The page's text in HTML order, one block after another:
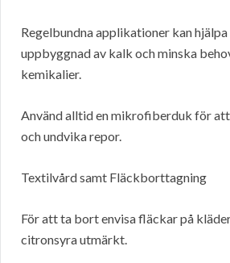
Regelbundna applikationer kan
uppbyggnad av kalk och minska
kemikalier.
Använd alltid en mikrofiberduk för
och undvika repor.
Textilvård samt Fläckborttagning
För att ta bort envisa fläckar på
citronsyra utmärkt.